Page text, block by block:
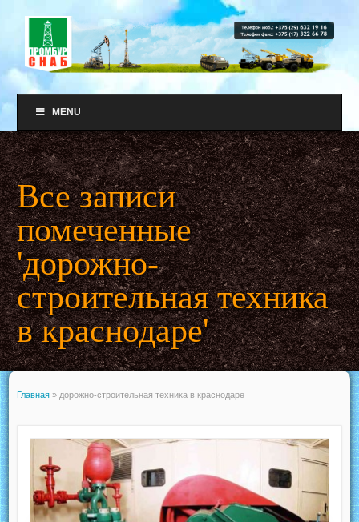
MENU
Все записи
помеченные
'дорожно-
строительная техника
в краснодаре'
Главная » дорожно-строительная техника в краснодаре